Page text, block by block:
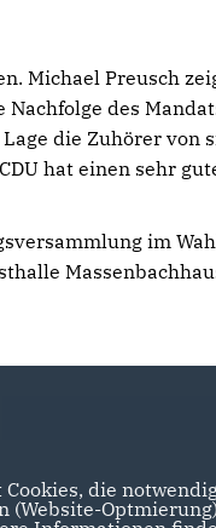
Michael Preusch
Nachfolge des
die Zuhörer von
hat einen sehr
im
Cookies, die
(Website-